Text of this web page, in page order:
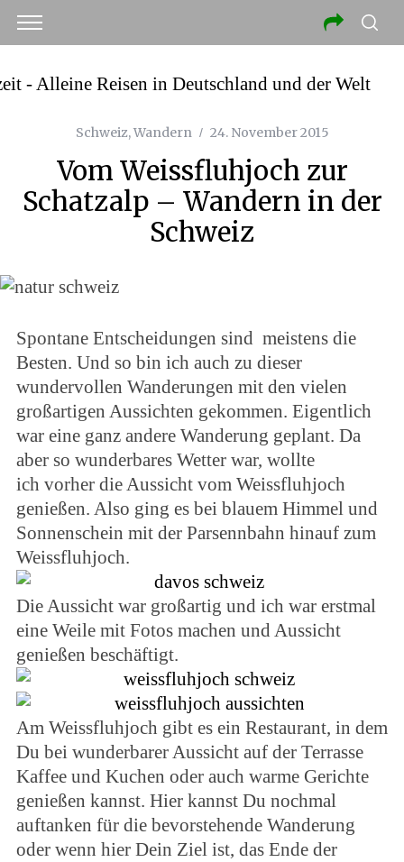
Schweiz,Wandern 24. November 2015
Vom Weissfluhjoch zur
Schatzalp – Wandern in der
Schweiz
Spontane Entscheidungen sind meistens die
Besten. Und so bin ich auch zu dieser
wundervollen Wanderungen mit den vielen
großartigen Aussichten gekommen. Eigentlich
war eine ganz andere Wanderung geplant. Da
aber so wunderbares Wetter war, wollte
ich vorher die Aussicht vom Weissfluhjoch
genießen. Also ging es bei blauem Himmel und
Sonnenschein mit der Parsennbahn hinauf zum
Weissfluhjoch.
Die Aussicht war großartig und ich war erstmal
eine Weile mit Fotos machen und Aussicht
genießen beschäftigt.
Am Weissfluhjoch gibt es ein Restaurant, in dem
Du bei wunderbarer Aussicht auf der Terrasse
Kaffee und Kuchen oder auch warme Gerichte
genießen kannst. Hier kannst Du nochmal
auftanken für die bevorstehende Wanderung
oder wenn hier Dein Ziel ist, das Ende der